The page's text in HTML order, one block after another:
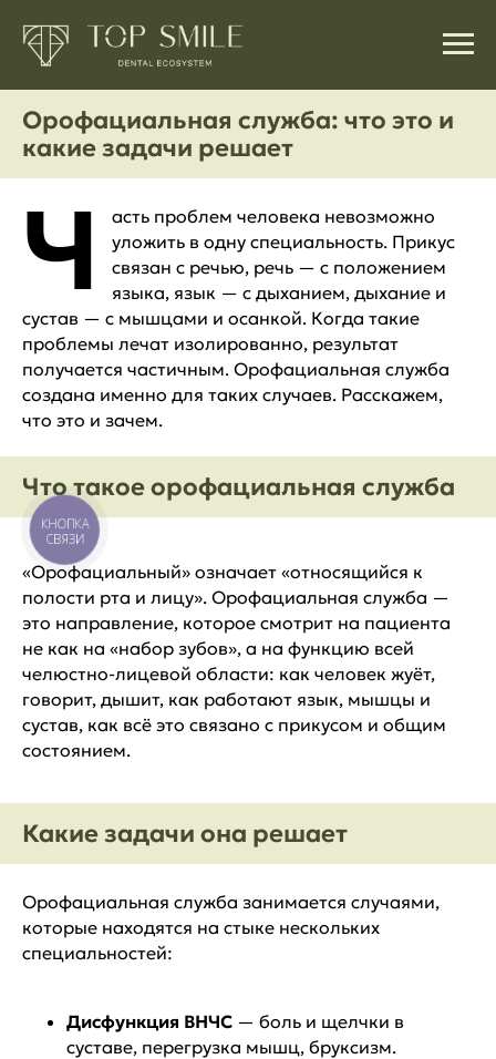
Орофациальная служба: что это и
какие задачи решает
Ч
асть проблем человека невозможно
уложить в одну специальность. Прикус
связан с речью, речь — с положением
языка, язык — с дыханием, дыхание и
сустав — с мышцами и осанкой. Когда такие
проблемы лечат изолированно, результат
получается частичным. Орофациальная служба
создана именно для таких случаев. Расскажем,
что это и зачем.
Что такое орофациальная служба
«Орофациальный» означает «относящийся к
полости рта и лицу». Орофациальная служба —
это направление, которое смотрит на пациента
не как на «набор зубов», а на функцию всей
челюстно-лицевой области: как человек жуёт,
говорит, дышит, как работают язык, мышцы и
сустав, как всё это связано с прикусом и общим
состоянием.
Какие задачи она решает
Орофациальная служба занимается случаями,
которые находятся на стыке нескольких
специальностей:
Дисфункция ВНЧС — боль и щелчки в
суставе, перегрузка мышц, бруксизм.
КНОПКА
СВЯЗИ